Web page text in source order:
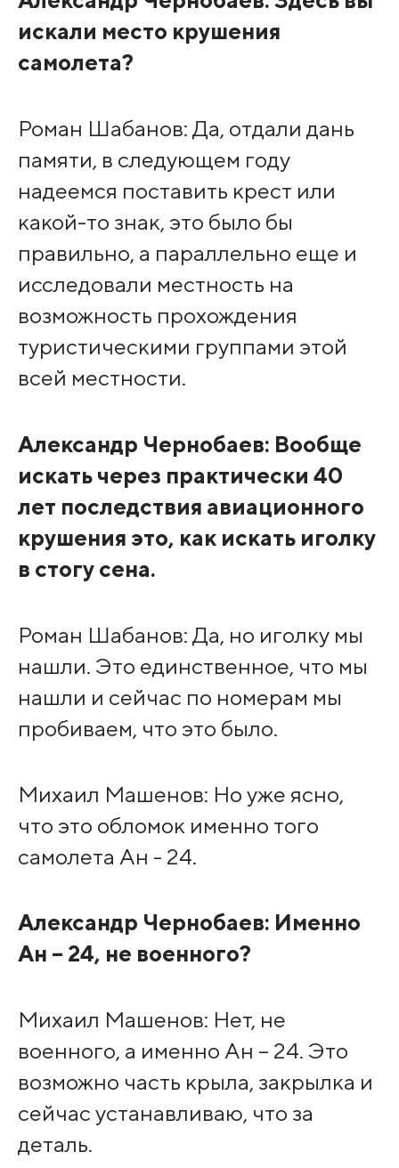
искали место крушения
самолета?
Роман Шабанов: Да, отдали дань
памяти, в следующем году
надеемся поставить крест или
какой-то знак, это было бы
правильно, а параллельно еще и
исследовали местность на
возможность прохождения
туристическими группами этой
всей местности.
Александр Чернобаев: Вообще
искать через практически 40
лет последствия авиационного
крушения это, как искать иголку
в стогу сена.
Роман Шабанов: Да, но иголку мы
нашли. Это единственное, что мы
нашли и сейчас по номерам мы
пробиваем, что это было.
Михаил Машенов: Но уже ясно,
что это обломок именно того
самолета Ан - 24.
Александр Чернобаев: Именно
Ан – 24, не военного?
Михаил Машенов: Нет, не
военного, а именно Ан – 24. Это
возможно часть крыла, закрылка и
сейчас устанавливаю, что за
деталь.